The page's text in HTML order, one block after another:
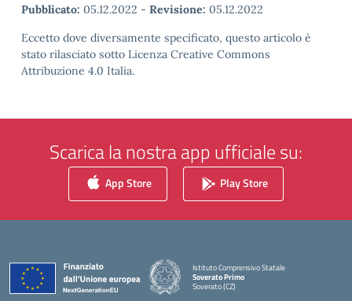
Pubblicato: 05.12.2022 - Revisione: 05.12.2022
Eccetto dove diversamente specificato, questo articolo è
stato rilasciato sotto Licenza Creative Commons
Attribuzione 4.0 Italia.
Scarica la nostra app ufficiale su:
App Store Play Store
Istituto Comprensivo Statale
Soverato Primo
Soverato (CZ)